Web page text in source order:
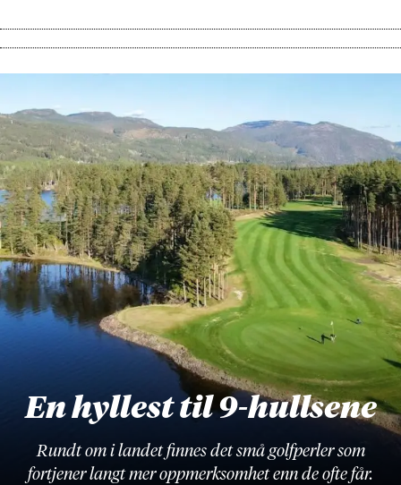
En hyllest til 9-hullsene
Rundt om i landet finnes det små golfperler som
fortjener langt mer oppmerksomhet enn de ofte får.